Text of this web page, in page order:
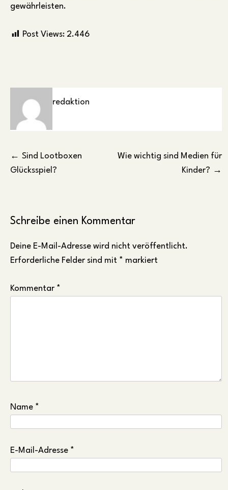
gewährleisten.
Post Views: 2.446
redaktion
Beitragsnavigation
Sind Lootboxen
Glücksspiel?
Wie wichtig sind Medien für
Kinder?
Schreibe einen Kommentar
Deine E-Mail-Adresse wird nicht veröffentlicht.
Erforderliche Felder sind mit * markiert
Kommentar *
Name *
E-Mail-Adresse *